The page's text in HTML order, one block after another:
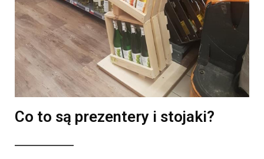
Co to są prezentery i stojaki?